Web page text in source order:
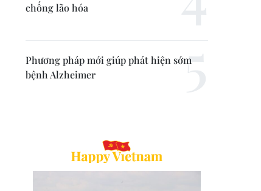
chống lão hóa
Phương pháp mới giúp phát hiện sớm
bệnh Alzheimer